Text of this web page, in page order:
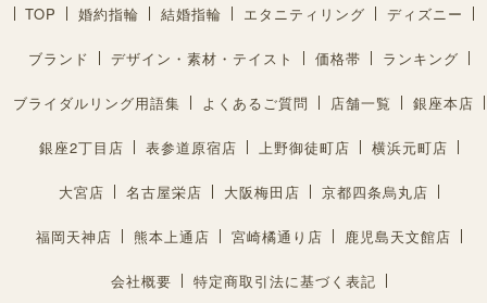
TOP 婚約指輪 結婚指輪 エタニティリング ディズニー
ブランド デザイン・素材・テイスト 価格帯 ランキング
ブライダルリング用語集 よくあるご質問 店舗一覧 銀座本店
銀座2丁目店 表参道原宿店 上野御徒町店 横浜元町店
大宮店 名古屋栄店 大阪梅田店 京都四条烏丸店
福岡天神店 熊本上通店 宮崎橘通り店 鹿児島天文館店
会社概要 特定商取引法に基づく表記